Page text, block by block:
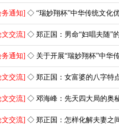
务通知] ◇ “瑞妙翔杯”中华传统文化
文交流] ◇ 郑正国：男命“妇唱夫随”
务通知] ◇ 关于开展“瑞妙翔杯”中华
文交流] ◇ 郑正国：女富婆的八字特
文交流] ◇ 邓海峰：先天四大局的奥
文交流] ◇ 郑正国：怎样化解夫妻之